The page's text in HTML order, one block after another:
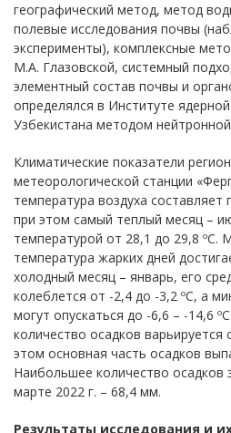
географический метод, метод
полевые исследования почвы
эксперименты), комплексные
М.А. Глазовской, системный
элементный состав почвы и
определялся в Институте
Узбекистана методом
Климатические показатели
метеорологической станции
температура воздуха составляет
при этом самый теплый месяц –
температурой от 28,1 до 29,8 ºC.
температура жарких дней
холодный месяц – январь, его
колеблется от -2,4 до -3,2 ºC, а
могут опускаться до -6,6 – -14,6
количество осадков
этом основная часть осадков
Наибольшее количество осадков
марте 2022 г. – 68,4 мм.
Результаты исследования и